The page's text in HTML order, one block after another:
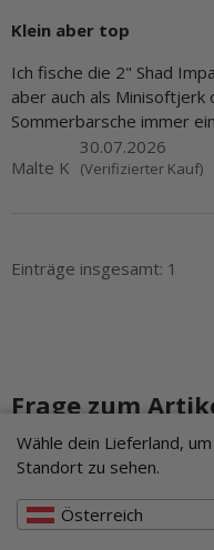
Wähle dein Lieferland,
Standort zu sehen.
Österreich
Klein aber top
Ich fische die 2" Shad
aber auch als Minisoftjerk
Sommerbarsche immer
Malte K
30.07.2026
(Verifizierter Kauf)
Einträge insgesamt: 1
Frage zum
Kundenservice
Vorname- optionale